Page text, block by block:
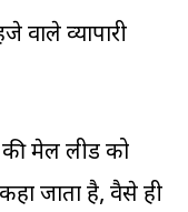
वाले व्यापारी
मेल लीड को
जाता है, वैसे ही